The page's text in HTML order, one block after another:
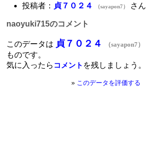
投稿者： 貞７０２４ （sayapon7） さん
naoyuki715のコメント
このデータは 貞７０２４ （sayapon7）
ものです。
気に入ったら コメント を残しましょう。
» このデータを評価する